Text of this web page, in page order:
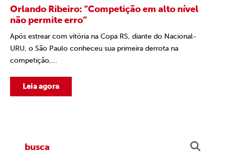
Orlando Ribeiro: “Competição em alto nível
não permite erro”
Após estrear com vitória na Copa RS, diante do Nacional-
URU, o São Paulo conheceu sua primeira derrota na
competição,...
Leia agora